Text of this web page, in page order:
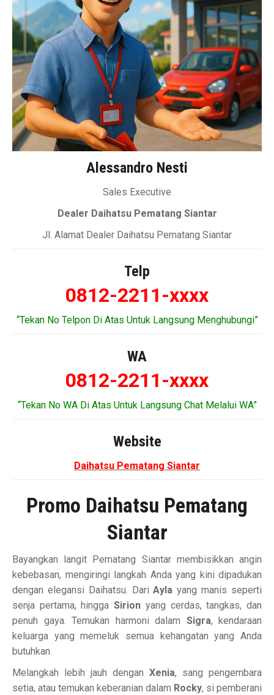
Alessandro Nesti
Sales Executive
Dealer Daihatsu Pematang Siantar
Jl. Alamat Dealer Daihatsu Pematang Siantar
Telp
0812-2211-xxxx
“Tekan No Telpon Di Atas Untuk Langsung Menghubungi”
WA
0812-2211-xxxx
“Tekan No WA Di Atas Untuk Langsung Chat Melalui WA”
Website
Daihatsu Pematang Siantar
Promo Daihatsu Pematang
Siantar
Bayangkan langit Pematang Siantar membisikkan angin
kebebasan, mengiringi langkah Anda yang kini dipadukan
dengan elegansi Daihatsu. DariAyla yang manis seperti
senja pertama, hinggaSirion yang cerdas, tangkas, dan
penuh gaya. Temukan harmoni dalam Sigra, kendaraan
keluarga yang memeluk semua kehangatan yang Anda
butuhkan.
Melangkah lebih jauh dengan Xenia, sang pengembara
setia, atau temukan keberanian dalam Rocky, si pemberani